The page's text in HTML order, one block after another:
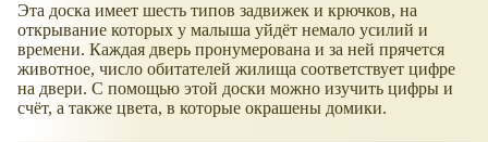
Эта доска имеет шесть типов задвижек и крючков, на
открывание которых у малыша уйдёт немало усилий и
времени. Каждая дверь пронумерована и за ней прячется
животное, число обитателей жилища соответствует цифре
на двери. С помощью этой доски можно изучить цифры и
счёт, а также цвета, в которые окрашены домики.